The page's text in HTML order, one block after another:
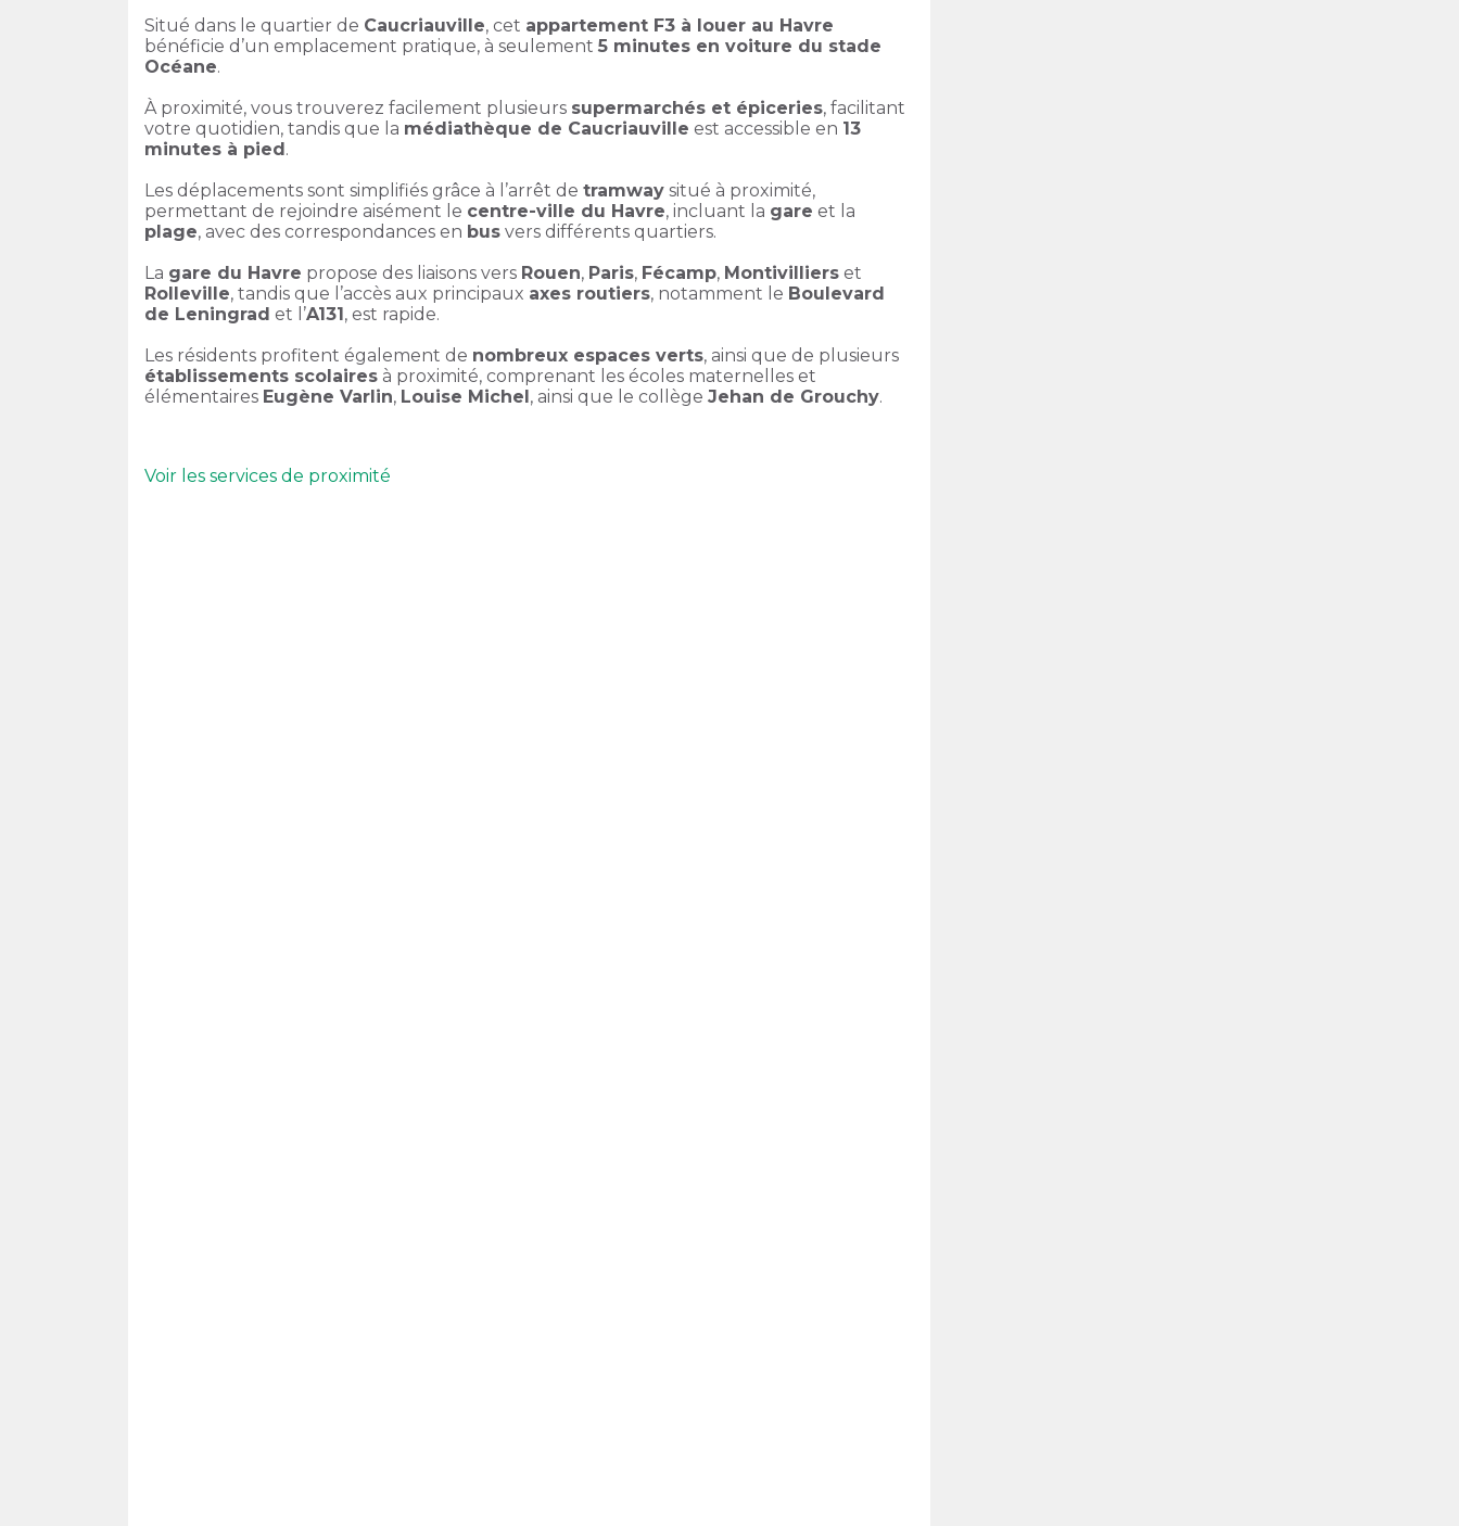
Situé dans le quartier de Caucriauville, cet appartement F3 à louer au Havre
bénéficie d’un emplacement pratique, à seulement 5 minutes en voiture du stade
Océane.
À proximité, vous trouverez facilement plusieurs supermarchés et épiceries, facilitant
votre quotidien, tandis que la médiathèque de Caucriauville est accessible en 13
minutes à pied .
Les déplacements sont simplifiés grâce à l’arrêt de tramway situé à proximité,
permettant de rejoindre aisément le centre-ville du Havre, incluant la gare et la
plage, avec des correspondances en bus vers différents quartiers.
La gare du Havre propose des liaisons vers Rouen, Paris, Fécamp, Montivilliers et
Rolleville, tandis que l’accès aux principaux axes routiers, notamment le Boulevard
de Leningrad et l’A131 , est rapide.
Les résidents profitent également de nombreux espaces verts, ainsi que de plusieurs
établissements scolaires à proximité, comprenant les écoles maternelles et
élémentaires Eugène Varlin, Louise Michel , ainsi que le collège Jehan de Grouchy.
Voir les services de proximité